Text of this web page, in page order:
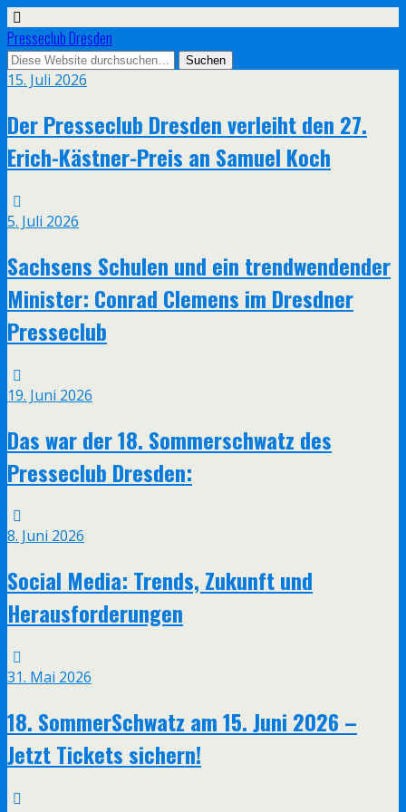
Presseclub Dresden
15. Juli 2026
Der Presseclub Dresden verleiht den 27.
Erich-Kästner-Preis an Samuel Koch
5. Juli 2026
Sachsens Schulen und ein trendwendender
Minister: Conrad Clemens im Dresdner
Presseclub
19. Juni 2026
Das war der 18. Sommerschwatz des
Presseclub Dresden:
8. Juni 2026
Social Media: Trends, Zukunft und
Herausforderungen
31. Mai 2026
18. SommerSchwatz am 15. Juni 2026 –
Jetzt Tickets sichern!